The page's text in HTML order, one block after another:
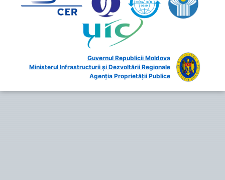
Guvernul Republicii Moldova
Ministerul Infrastructurii și Dezvoltării Regionale
Agenția Proprietății Publice